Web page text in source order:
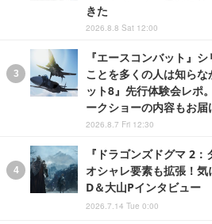
きた
2026.8.8 Sat 12:00
『エースコンバット』
ことを多くの人は知ら
ット8』先行体験会レポ
ークショーの内容もお届
2026.8.7 Fri 12:30
『ドラゴンズドグマ 2
オシャレ要素も拡張！
D＆大山Pインタビュー
2026.7.14 Tue 0:00